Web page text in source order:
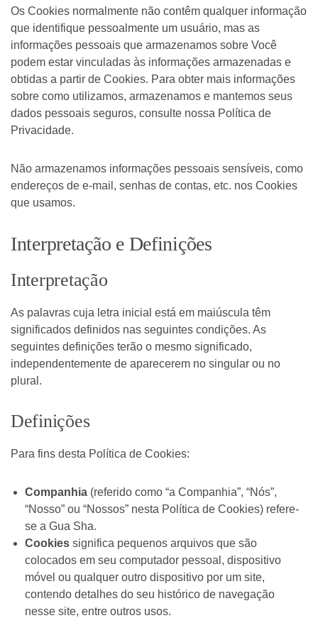
Os Cookies normalmente não contêm qualquer informação
que identifique pessoalmente um usuário, mas as
informações pessoais que armazenamos sobre Você
podem estar vinculadas às informações armazenadas e
obtidas a partir de Cookies. Para obter mais informações
sobre como utilizamos, armazenamos e mantemos seus
dados pessoais seguros, consulte nossa Política de
Privacidade.
Não armazenamos informações pessoais sensíveis, como
endereços de e-mail, senhas de contas, etc. nos Cookies
que usamos.
Interpretação e Definições
Interpretação
As palavras cuja letra inicial está em maiúscula têm
significados definidos nas seguintes condições. As
seguintes definições terão o mesmo significado,
independentemente de aparecerem no singular ou no
plural.
Definições
Para fins desta Política de Cookies:
Companhia (referido como “a Companhia”, “Nós”,
“Nosso” ou “Nossos” nesta Política de Cookies) refere-
se a Gua Sha.
Cookies significa pequenos arquivos que são
colocados em seu computador pessoal, dispositivo
móvel ou qualquer outro dispositivo por um site,
contendo detalhes do seu histórico de navegação
nesse site, entre outros usos.